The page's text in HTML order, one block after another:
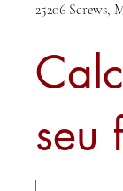
25206 Screws,
seu